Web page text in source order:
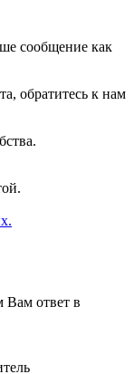
сообщение как
обратитесь к нам
Вам ответ в